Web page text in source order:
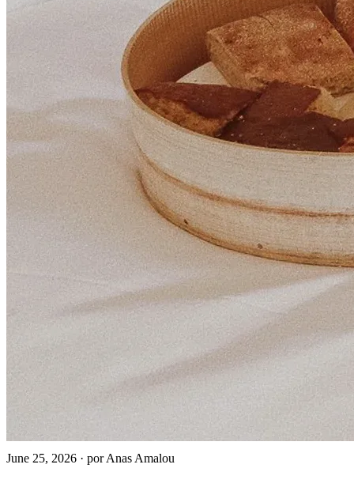
June 25, 2026 · por Anas Amalou